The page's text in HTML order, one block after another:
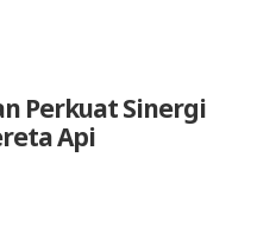
Perkuat Sinergi
Api